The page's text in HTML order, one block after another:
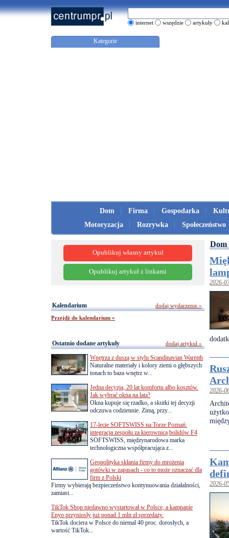
internet wszędzie artykuły
Kategorie
Dom Firma Gospodarka
Motoryzacja
Rozrywka Społeczeństwo
2026-
2026-
2026-
Opublikuj własny artykuł
Opublikuj artykuł z linkami
Kalendarium
Przejdź do kalendarium »
dodaj wydarzenie »
Ostatnio dodane artykuły
Wnętrza z duszą w stylu Scandinavian Warmth
Naturalne materiały i kolory ziemi o głębszych
tonach to baza wnętrz w...
Jedna decyzja, 20 lat komfortu albo kosztów.
Jak wybrać okna na lata?
Okna kupuje się rzadko, a skutki tej decyzji
odczuwa codziennie. Zimą, przy...
17-lecie SOFTSWISS na Torze Poznań:
integracja zespołu za kierownicą bolidów F4
SOFTSWISS, międzynarodowa marka
technologiczna współpracująca z...
Geopolityka skłania firmy do mrożenia
gotówki w zapasach - co to może oznaczać dla
firm z Polski
Firmy wybierają bezpieczeństwo kontynuowania działalności,
zamiast...
TikTok Shop niedawno wystartował w Polsce, a kampanie
Enyo przyniosły już ponad 1 mln zł sprzedaży.
TikTok dociera w Polsce do niemal 40 proc. dorosłych, a
wartość TikTok...
dodaj artykuł »